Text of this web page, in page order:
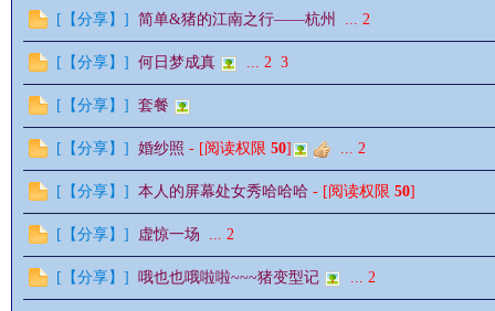
鋒
[ 【分享】 ] 简单&猪的江南之行——杭州 ... 2
[ 【分享】 ] 何日梦成真 ... 2 3
[ 【分享】 ] 套餐
[ 【分享】 ] 婚纱照 - [阅读权限 50] ... 2
[ 【分享】 ] 本人的屏幕处女秀哈哈哈 - [阅读权限 50]
[ 【分享】 ] 虚惊一场 ... 2
[ 【分享】 ] 哦也也哦啦啦~~~猪变型记 ... 2